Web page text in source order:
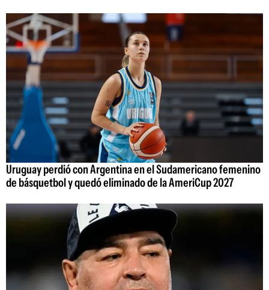
Uruguay perdió con Argentina en el Sudamericano femenino
de básquetbol y quedó eliminado de la AmeriCup 2027